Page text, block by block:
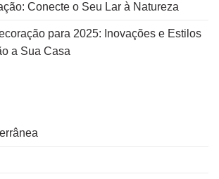
Conecte o Seu Lar à Natureza
para 2025: Inovações e Estilos
a Sua Casa